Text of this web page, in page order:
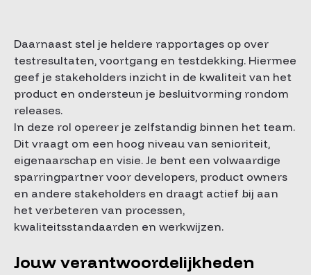
Daarnaast stel je heldere rapportages op over
testresultaten, voortgang en testdekking. Hiermee
geef je stakeholders inzicht in de kwaliteit van het
product en ondersteun je besluitvorming rondom
releases.
In deze rol opereer je zelfstandig binnen het team.
Dit vraagt om een hoog niveau van senioriteit,
eigenaarschap en visie. Je bent een volwaardige
sparringpartner voor developers, product owners
en andere stakeholders en draagt actief bij aan
het verbeteren van processen,
kwaliteitsstandaarden en werkwijzen.
Jouw verantwoordelijkheden